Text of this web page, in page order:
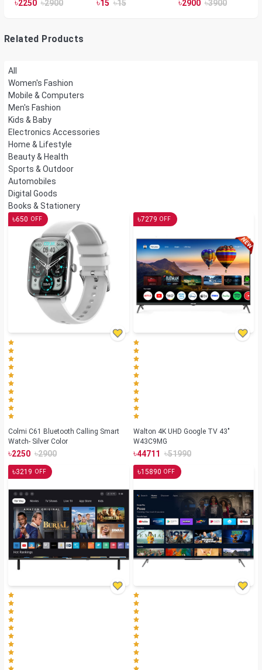
৳2250 ৳2900 ৳15 ৳15 ৳2900 ৳3900
Related Products
All
Women's Fashion
Mobile & Computers
Men's Fashion
Kids & Baby
Electronics Accessories
Home & Lifestyle
Beauty & Health
Sports & Outdoor
Automobiles
Digital Goods
Books & Stationery
৳650 OFF
Colmi C61 Bluetooth Calling Smart
Watch- Silver Color
৳2250 ৳2900
৳7279 OFF
Walton 4K UHD Google TV 43"
W43C9MG
৳44711 ৳51990
৳3219 OFF ৳15890 OFF